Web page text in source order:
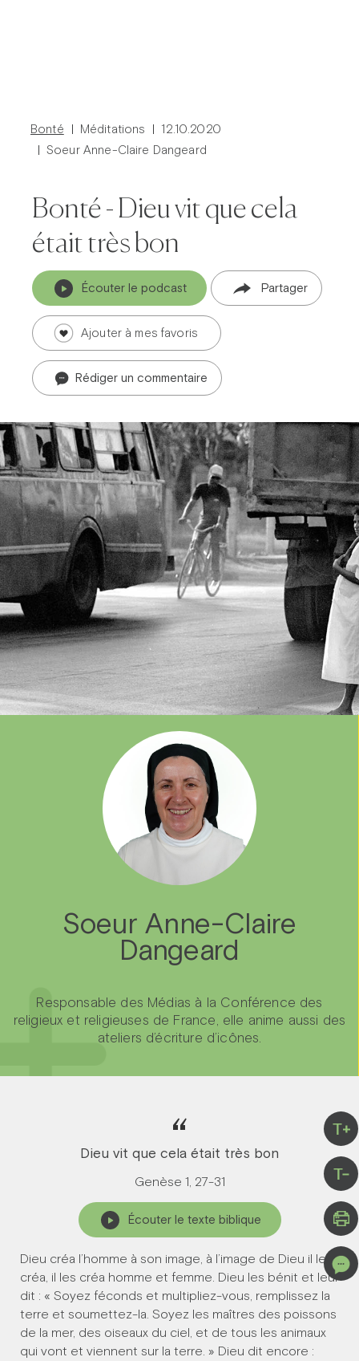
Prier dans la ville
Théobule
Bonté Méditations
12.10.2020
Soeur Anne-Claire Dangeard
Bonté - Dieu vit que cela
était très bon
Écouter le podcast Partager
Ajouter à mes favoris
Rédiger un commentaire
Soeur Anne-Claire
Dangeard
Responsable des Médias à la Conférence des
religieux et religieuses de France, elle anime aussi des
ateliers d’écriture d’icônes.
T+
T-
“
Dieu vit que cela était très bon
Genèse 1, 27-31
Écouter le texte biblique
Dieu créa l’homme à son image, à l’image de Dieu il le
créa, il les créa homme et femme. Dieu les bénit et leur
dit : « Soyez féconds et multipliez-vous, remplissez la
terre et soumettez-la. Soyez les maîtres des poissons
de la mer, des oiseaux du ciel, et de tous les animaux
qui vont et viennent sur la terre. » Dieu dit encore :